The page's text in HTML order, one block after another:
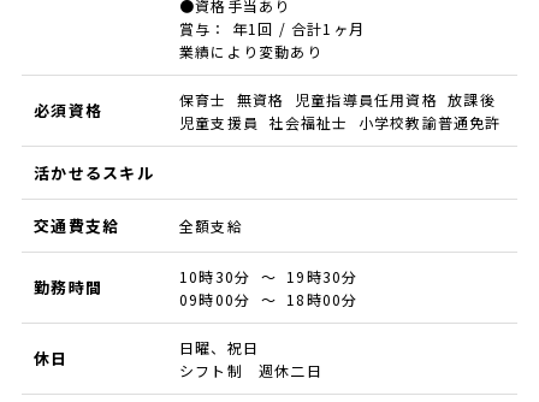
●資格手当あり
賞与： 年1回 / 合計1ヶ月
業績により変動あり
必須資格
保育士 無資格 児童指導員任用資格 放課後
児童支援員 社会福祉士 小学校教諭普通免許
活かせるスキル
交通費支給 全額支給
勤務時間
10時30分 ～ 19時30分
09時00分 ～ 18時00分
休日
日曜、祝日
シフト制 週休二日